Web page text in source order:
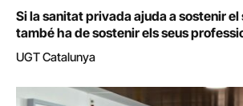
Si la sanitat privada ajuda a sostenir
també ha de sostenir els seus
UGT Catalunya